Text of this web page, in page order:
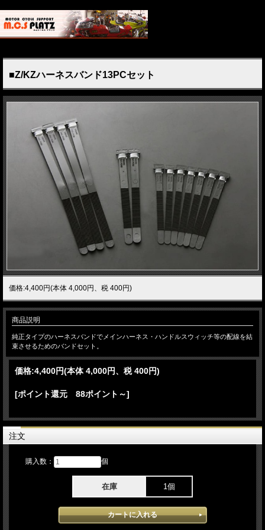
■Z/KZハーネスバンド13PCセット
価格:4,400円(本体 4,000円、税 400円)
商品説明
純正タイプのハーネスバンドでメインハーネス・ハンドルスウィッチ等の配線を結
束させるためのバンドセット。
価格:4,400円(本体 4,000円、税 400円)
[ポイント還元 88ポイント～]
注文
購入数： 個
在庫 1個